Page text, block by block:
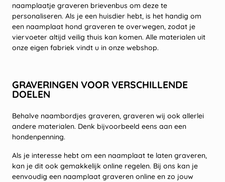
naamplaatje graveren brievenbus om deze te
personaliseren. Als je een huisdier hebt, is het handig om
een naamplaat hond graveren te overwegen, zodat je
viervoeter altijd veilig thuis kan komen. Alle materialen uit
onze eigen fabriek vindt u in onze webshop.
GRAVERINGEN VOOR VERSCHILLENDE
DOELEN
Behalve naambordjes graveren, graveren wij ook allerlei
andere materialen. Denk bijvoorbeeld eens aan een
hondenpenning.
Als je interesse hebt om een naamplaat te laten graveren,
kan je dit ook gemakkelijk online regelen. Bij ons kan je
eenvoudig een naamplaat graveren online en zo jouw